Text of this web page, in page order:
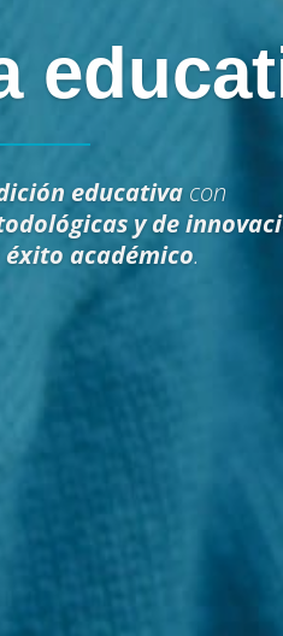
educativa con
y de
éxito académico.
académica